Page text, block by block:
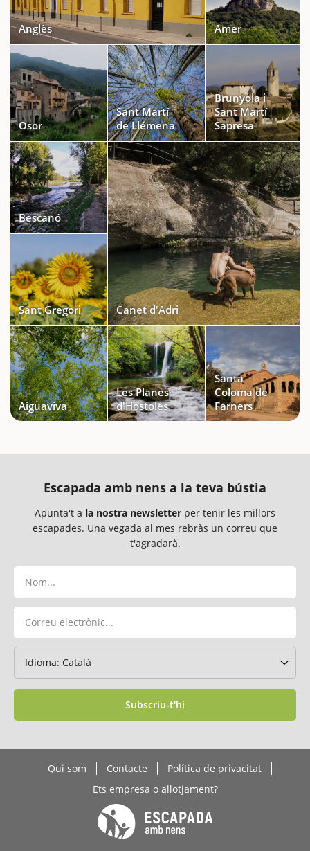
Anglès Amer
Osor
Sant Martí
de Llémena
Brunyola i
Sant Martí
Sapresa
Bescanó
Sant Gregori Canet d'Adri
Aiguaviva
Les Planes
d'Hostoles
Santa
Coloma de
Farners
Escapada amb nens a la teva bústia
Apunta't a la nostra newsletter per tenir les millors
escapades. Una vegada al mes rebràs un correu que
t'agradarà.
Subscriu-t'hi
Qui som Contacte
Política de privacitat
Ets empresa o allotjament?